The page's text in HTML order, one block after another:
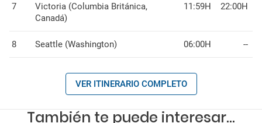
7
Victoria (Columbia Británica,
Canadá)
11:59H 22:00H
8 Seattle (Washington) 06:00H --
VER ITINERARIO COMPLETO
También te puede interesar...